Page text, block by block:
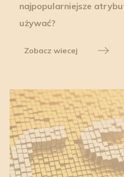
najpopularniejsze
używać?
Zobacz wiecej